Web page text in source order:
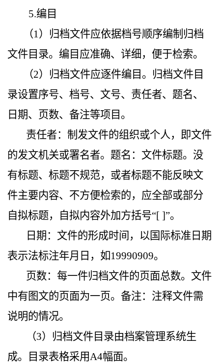
5.编目
（1）归档文件应依据档号顺序编制归档
文件目录。编目应准确、详细，便于检索。
（2）归档文件应逐件编目。归档文件目
录设置序号、档号、文号、责任者、题名、
日期、页数、备注等项目。
责任者：制发文件的组织或个人，即文件
的发文机关或署名者。题名：文件标题。没
有标题、标题不规范，或者标题不能反映文
件主要内容、不方便检索的，应全部或部分
自拟标题，自拟内容外加方括号“[ ]”。
日期：文件的形成时间，以国际标准日期
表示法标注年月日，如19990909。
页数：每一件归档文件的页面总数。文件
中有图文的页面为一页。备注：注释文件需
说明的情况。
（3）归档文件目录由档案管理系统生
成。目录表格采用A4幅面。